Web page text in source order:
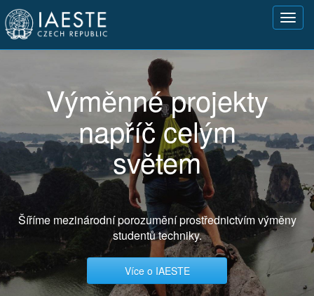
Přejít
hlavnímu
obsahu
Výměnné projekty
napříč celým
světem
Šíříme mezinárodní porozumění prostřednictvím výměny
studentů techniky.
Více o IAESTE